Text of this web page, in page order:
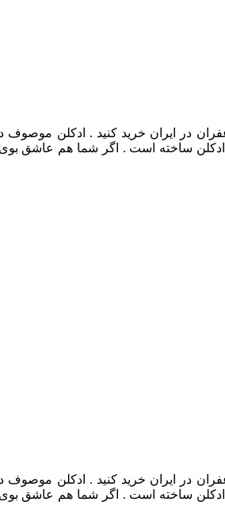
ساخته است . اگر شما هم عاشق بوی
ساخته است . اگر شما هم عاشق بوی